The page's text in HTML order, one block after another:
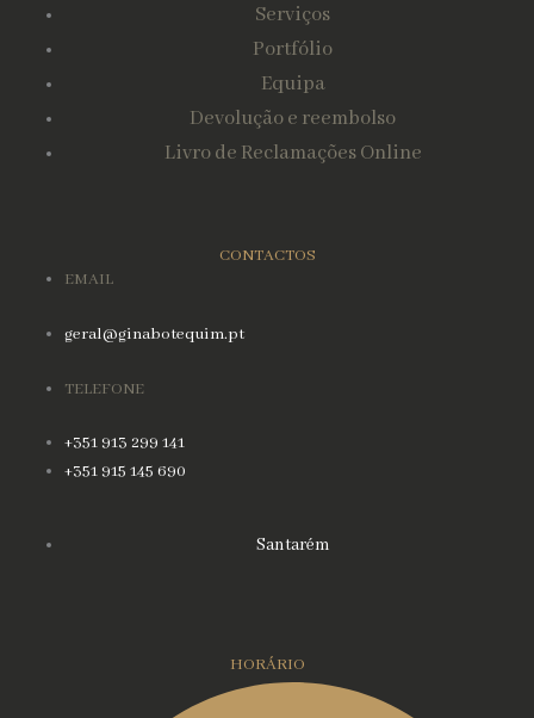
Serviços
Portfólio
Equipa
Devolução e reembolso
Livro de Reclamações Online
CONTACTOS
EMAIL
geral@ginabotequim.pt
TELEFONE
+351 913 299 141
+351 915 145 690
Santarém
HORÁRIO